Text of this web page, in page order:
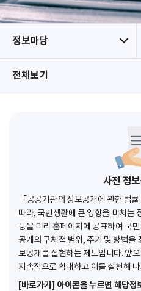
정보마당
전체보기
사전 정
「공공기관의 정보공개에 관한 법
따라, 국민생활에 큰 영향을 미치는
등을 미리 홈페이지에 공표하여 국
공개의 구체적 범위, 주기 및 방법을
보공개를 실현하는 제도입니다. 앞
지속적으로 확대하고 이를 실천해
[바로가기] 아이콘을 누르면 해당정